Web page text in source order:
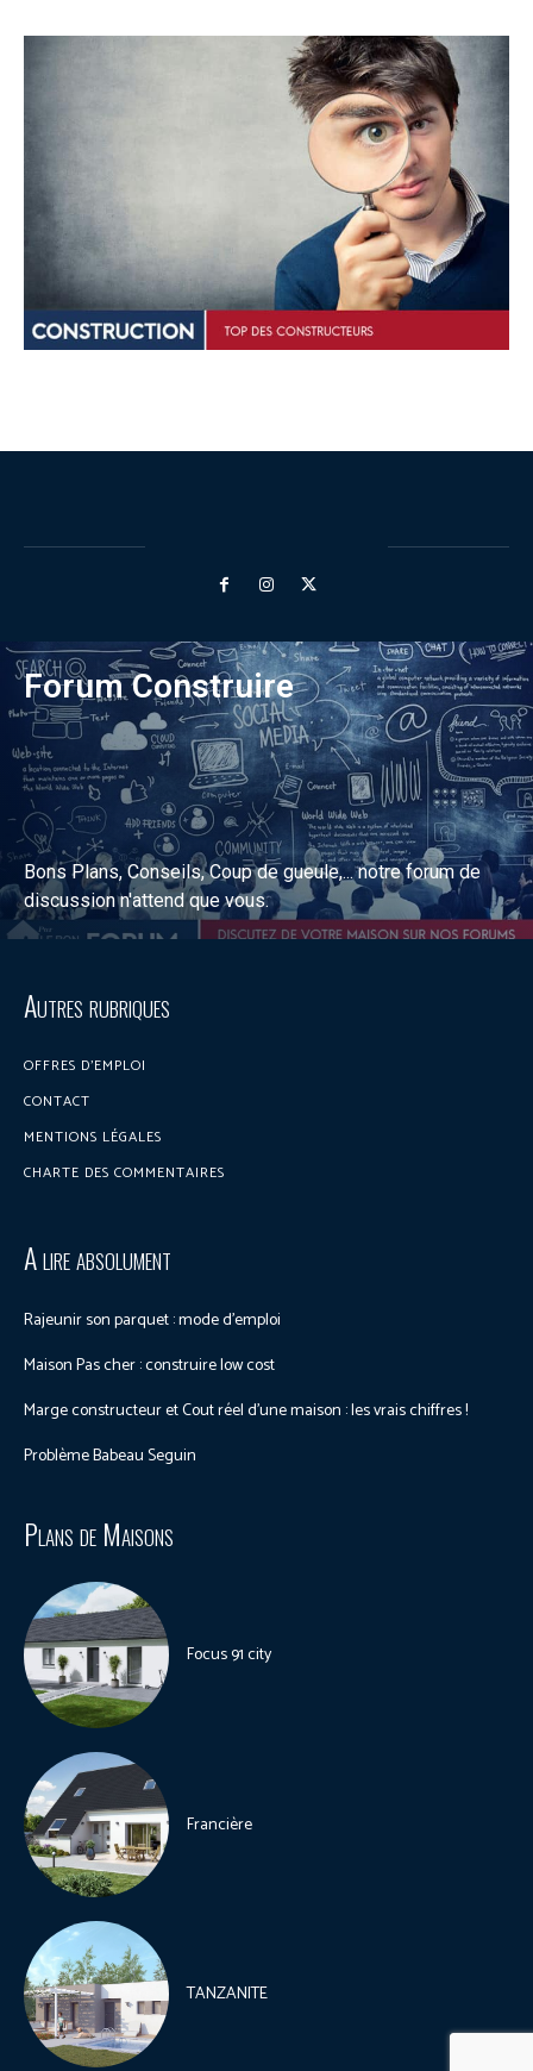
Forum Construire
Bons Plans, Conseils, Coup de gueule,... notre forum de
discussion n'attend que vous.
Autres rubriques
OFFRES D’EMPLOI
CONTACT
MENTIONS LÉGALES
CHARTE DES COMMENTAIRES
A lire absolument
Rajeunir son parquet : mode d’emploi
Maison Pas cher : construire low cost
Marge constructeur et Cout réel d’une maison : les vrais chiffres !
Problème Babeau Seguin
Plans de Maisons
Focus 91 city
Francière
TANZANITE